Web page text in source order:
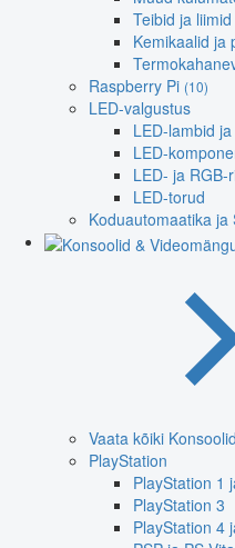
Teibid ja liimid
Kemikaalid ja
Raspberry Pi (10)
LED-valgustus
LED-lambid
LED-
LED- ja RGB-
LED-torud
Koduautomaatika ja
Vaata kõiki
PlayStation
PlayStation 1
PlayStation 3
PlayStation 4